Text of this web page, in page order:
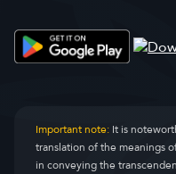
Important note:It is
translation of the meanings
in conveying the